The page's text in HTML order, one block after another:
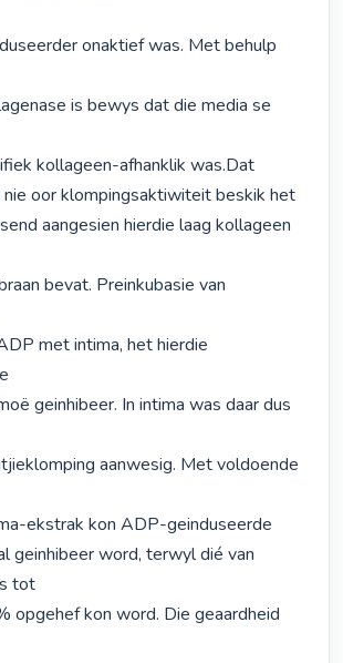
onaktief was. Met behulp
is bewys dat die media se
kollageen-afhanklik was.Dat
oor klompingsaktiwiteit beskik het
aangesien hierdie laag kollageen
bevat. Preinkubasie van
met intima, het hierdie
geinhibeer. In intima was daar dus
aanwesig. Met voldoende
ekstrak kon ADP-geinduseerde
geinhibeer word, terwyl dié van
tot
opgehef kon word. Die geaardheid